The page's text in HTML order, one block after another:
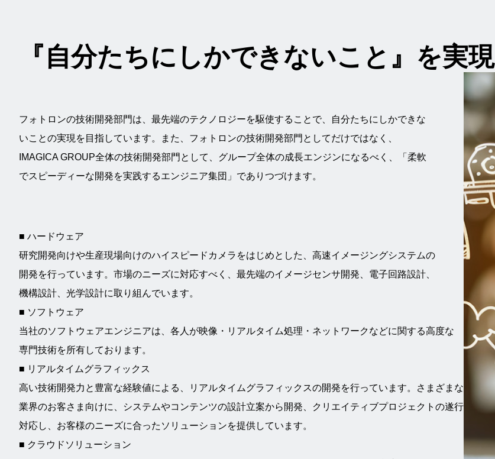
『自分たちにしかできないこと』を実現
フォトロンの技術開発部門は、最先端のテクノロジーを駆使することで、自分たちにしかできな
いことの実現を目指しています。また、フォトロンの技術開発部門としてだけではなく、
IMAGICA GROUP全体の技術開発部門として、グループ全体の成長エンジンになるべく、「柔軟
でスピーディーな開発を実践するエンジニア集団」でありつづけます。
■ ハードウェア
研究開発向けや生産現場向けのハイスピードカメラをはじめとした、高速イメージングシステムの
開発を行っています。市場のニーズに対応すべく、最先端のイメージセンサ開発、電子回路設計、
機構設計、光学設計に取り組んでいます。
■ ソフトウェア
当社のソフトウェアエンジニアは、各人が映像・リアルタイム処理・ネットワークなどに関する高度な
専門技術を所有しております。
■ リアルタイムグラフィックス
高い技術開発力と豊富な経験値による、リアルタイムグラフィックスの開発を行っています。さまざまな
業界のお客さま向けに、システムやコンテンツの設計立案から開発、クリエイティブプロジェクトの遂行にも
対応し、お客様のニーズに合ったソリューションを提供しています。
■ クラウドソリューション